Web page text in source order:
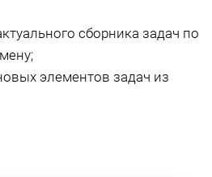
сборника задач по
элементов задач из